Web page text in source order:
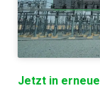
Jetzt in